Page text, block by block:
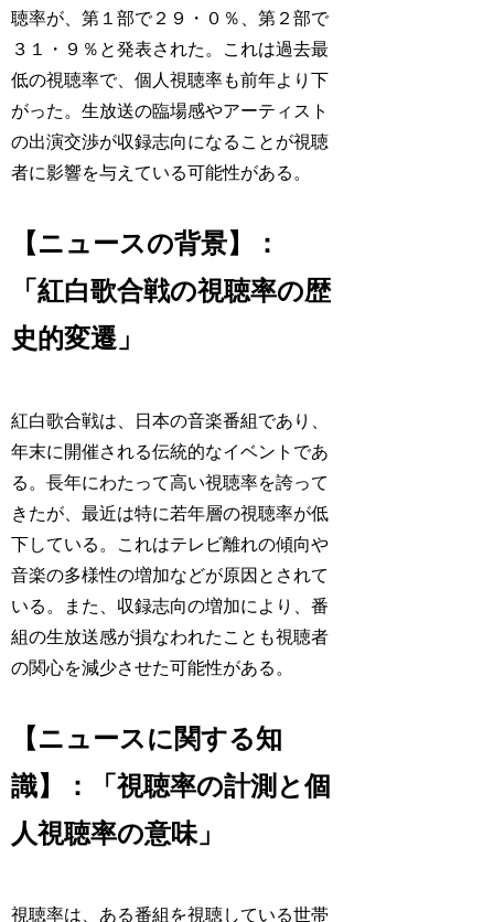
聴率が、第１部で２９・０％、第２部で
３１・９％と発表された。これは過去最
低の視聴率で、個人視聴率も前年より下
がった。生放送の臨場感やアーティスト
の出演交渉が収録志向になることが視聴
者に影響を与えている可能性がある。
【ニュースの背景】：
「紅白歌合戦の視聴率の歴
史的変遷」
紅白歌合戦は、日本の音楽番組であり、
年末に開催される伝統的なイベントであ
る。長年にわたって高い視聴率を誇って
きたが、最近は特に若年層の視聴率が低
下している。これはテレビ離れの傾向や
音楽の多様性の増加などが原因とされて
いる。また、収録志向の増加により、番
組の生放送感が損なわれたことも視聴者
の関心を減少させた可能性がある。
【ニュースに関する知
識】：「視聴率の計測と個
人視聴率の意味」
視聴率は、ある番組を視聴している世帯